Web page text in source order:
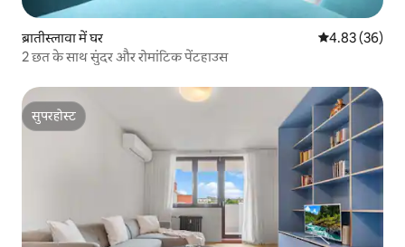
ब्रातीस्लावा में घर औसत रेटिंग 5 में
4.83 (36)
2 छत के साथ सुंदर और रोमांटिक पेंटहाउस
सुपरहोस्ट
सुपरहोस्ट